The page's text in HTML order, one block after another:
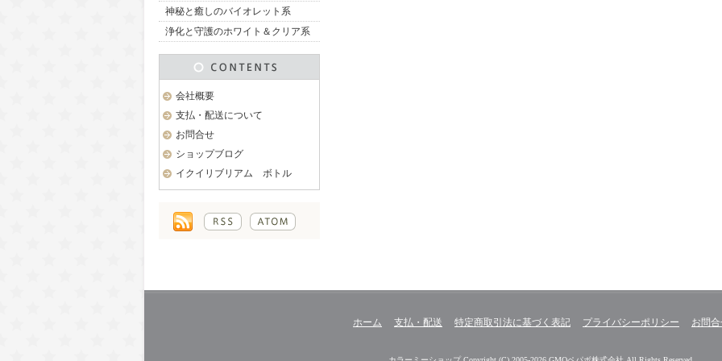
神秘と癒しのバイオレット系
浄化と守護のホワイト＆クリア系
会社概要
支払・配送について
お問合せ
ショップブログ
イクイリブリアム ボトル
ホーム 支払・配送 特定商取引法に基づく表記 プライバシーポリシー お問